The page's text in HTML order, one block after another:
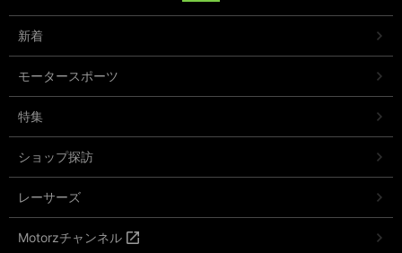
新着
モータースポーツ
特集
ショップ探訪
レーサーズ
Motorzチャンネル